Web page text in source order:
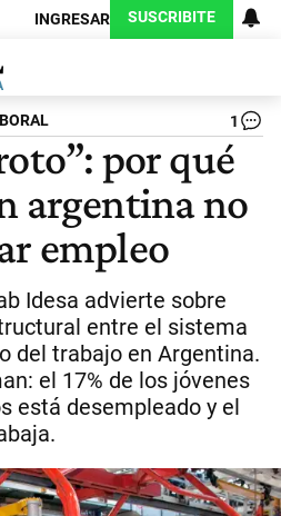
INGRESAR SUSCRIBITE
1
por qué
argentina no
empleo
Idesa advierte sobre
entre el sistema
del trabajo en Argentina.
el 17% de los jóvenes
está desempleado y el